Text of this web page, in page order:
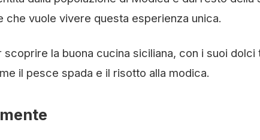
vuole vivere questa esperienza unica.
scoprire la buona cucina siciliana, con i suoi
il pesce spada e il risotto alla modica.